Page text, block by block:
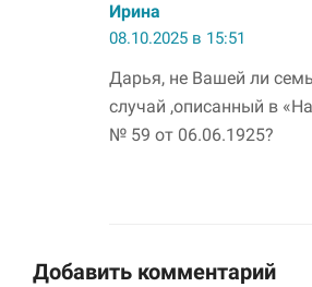
Ирина
08.10.2025 в 15:51
Дарья, не Вашей ли
случай ,описанный в
№ 59 от 06.06.1925?
Добавить комментарий